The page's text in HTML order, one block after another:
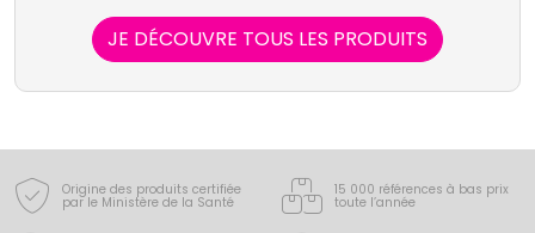
représente la quintessence de la plante, sous forme
de concentré, riche d'une très grande variété de
substances actives. Le laboratoire Puressentiel
propose 41 huiles essentielles, 100% pures et
bien-être au quotidien pour toute la famille.
JE DÉCOUVRE TOUS LES PRODUITS
Origine des produits certifiée
par le Ministère de la Santé
15 000 références à bas prix
toute l’année